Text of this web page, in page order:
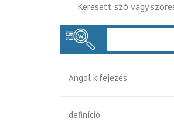
Keresett szó vagy
Angol kifejezés
definíció